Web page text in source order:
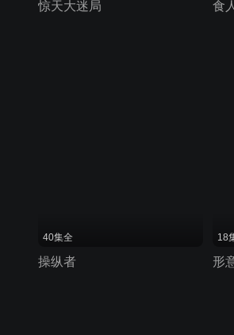
惊天大迷局 食
40集全
操纵者
18
形